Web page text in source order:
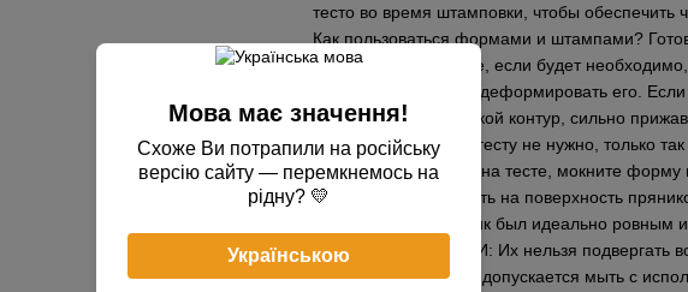
тесто во время штамповки, чтобы обеспечить
Как пользоваться формами и штампами?
пергаментной бумаге, если будет
противень, чтобы не деформировать его.
выдавливаете вырубкой контур, сильно
прижимать сильно к тесту не нужно, только
перед применением на тесте, мокните форму
желательно приложить на поверхность
для того чтобы пряник был идеально
УХОДУ ЗА ФОРМАМИ: Их нельзя подвергать
моющих средств. Не допускается мыть с
Мова має значення!
Схоже Ви потрапили на російську
версію сайту — перемкнемось на
рідну? 💛
Українською